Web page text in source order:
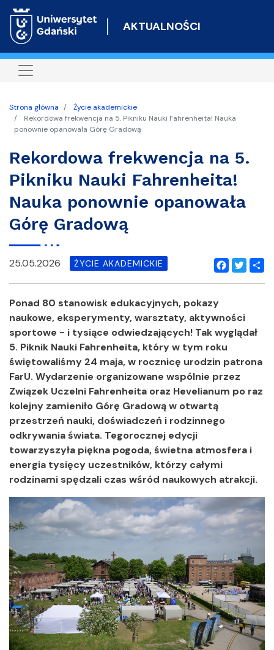
do
AKTUALNOŚCI
Strona główna
Życie akademickie
Rekordowa frekwencja na 5. Pikniku Nauki Fahrenheita! Nauka
ponownie opanowała Górę Gradową
Rekordowa frekwencja na 5.
Pikniku Nauki Fahrenheita!
Nauka ponownie opanowała
Górę Gradową
Facebook
Twitter
25.05.2026 ŻYCIE AKADEMICKIE
Ponad 80 stanowisk edukacyjnych, pokazy
naukowe, eksperymenty, warsztaty, aktywności
sportowe - i tysiące odwiedzających! Tak wyglądał
5. Piknik Nauki Fahrenheita, który w tym roku
świętowaliśmy 24 maja, w rocznicę urodzin patrona
FarU. Wydarzenie organizowane wspólnie przez
Związek Uczelni Fahrenheita oraz Hevelianum po raz
kolejny zamieniło Górę Gradową w otwartą
przestrzeń nauki, doświadczeń i rodzinnego
odkrywania świata. Tegorocznej edycji
towarzyszyła piękna pogoda, świetna atmosfera i
energia tysięcy uczestników, którzy całymi
rodzinami spędzali czas wśród naukowych atrakcji.